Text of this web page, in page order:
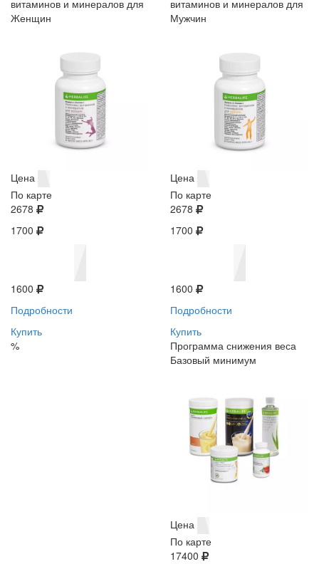
витаминов и минералов для
Женщин
Цена
По карте
2678
1700
1600
Подробности
Купить
%
витаминов и минералов для
Мужчин
Цена
По карте
2678
1700
1600
Подробности
Купить
Программа снижения веса
Базовый минимум
Цена
По карте
17400